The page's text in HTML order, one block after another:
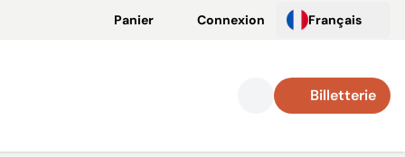
Panier Connexion Français
Billetterie